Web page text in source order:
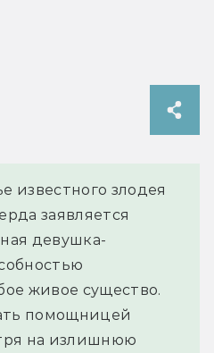
известного злодея
заявляется
девушка-
живое существо.
помощницей
на излишнюю